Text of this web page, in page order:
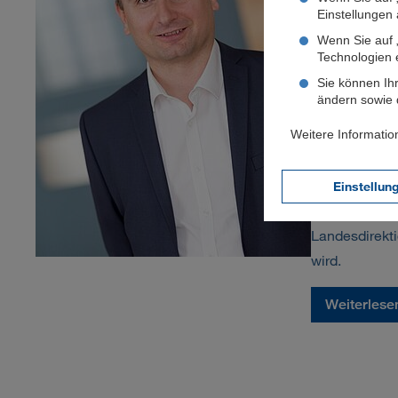
Einstellungen
Wenn Sie auf
Technologien
Sie können
ändern sowie
Weitere
Mittwoch,
Der
Hannes
folgt er auf
wird.